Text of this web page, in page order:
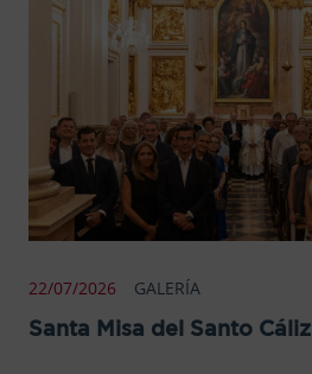
22/07/2026 GALERÍA
Santa Misa del Santo Cáliz